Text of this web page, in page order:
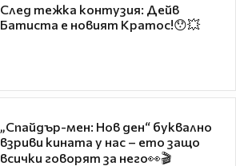
След тежка контузия: Дейв
Батиста е новият Кратос!😯💥
„Спайдър-мен: Нов ден“ буквално
взриви кината у нас – ето защо
всички говорят за него👀🎬